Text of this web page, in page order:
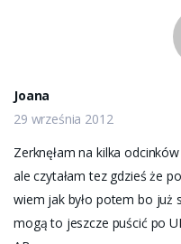
Joana
29 września 2012
Zerknęłam na kilka
ale czytałam tez gdzieś że
wiem jak było potem bo już
mogą to jeszcze puścić po